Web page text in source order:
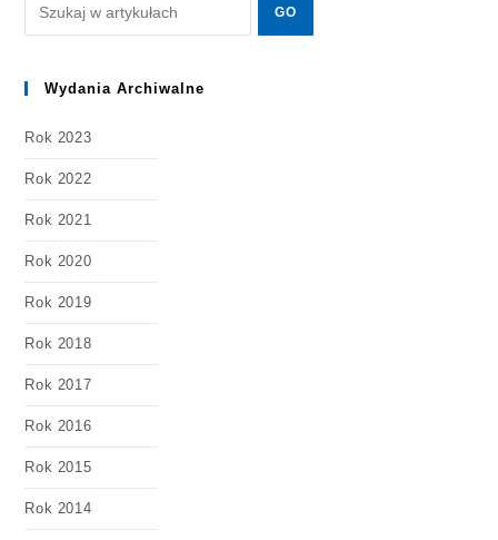
Wydania Archiwalne
Rok 2023
Rok 2022
Rok 2021
Rok 2020
Rok 2019
Rok 2018
Rok 2017
Rok 2016
Rok 2015
Rok 2014